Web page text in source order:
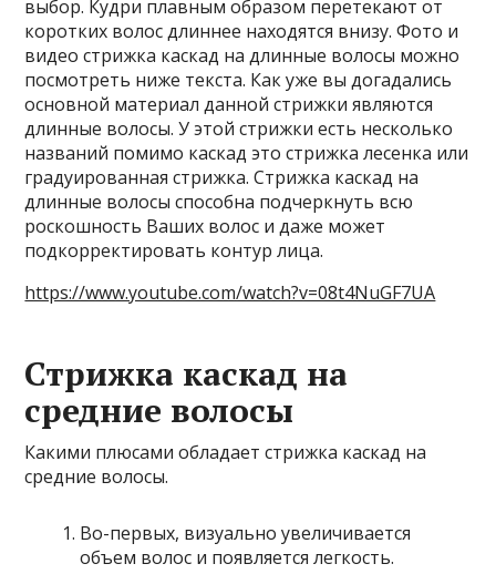
выбор. Кудри плавным образом перетекают от
коротких волос длиннее находятся внизу. Фото и
видео стрижка каскад на длинные волосы можно
посмотреть ниже текста. Как уже вы догадались
основной материал данной стрижки являются
длинные волосы. У этой стрижки есть несколько
названий помимо каскад это стрижка лесенка или
градуированная стрижка. Стрижка каскад на
длинные волосы способна подчеркнуть всю
роскошность Ваших волос и даже может
подкорректировать контур лица.
https://www.youtube.com/watch?v=08t4NuGF7UA
Стрижка каскад на
средние волосы
Какими плюсами обладает стрижка каскад на
средние волосы.
Во-первых, визуально увеличивается
объем волос и появляется легкость.